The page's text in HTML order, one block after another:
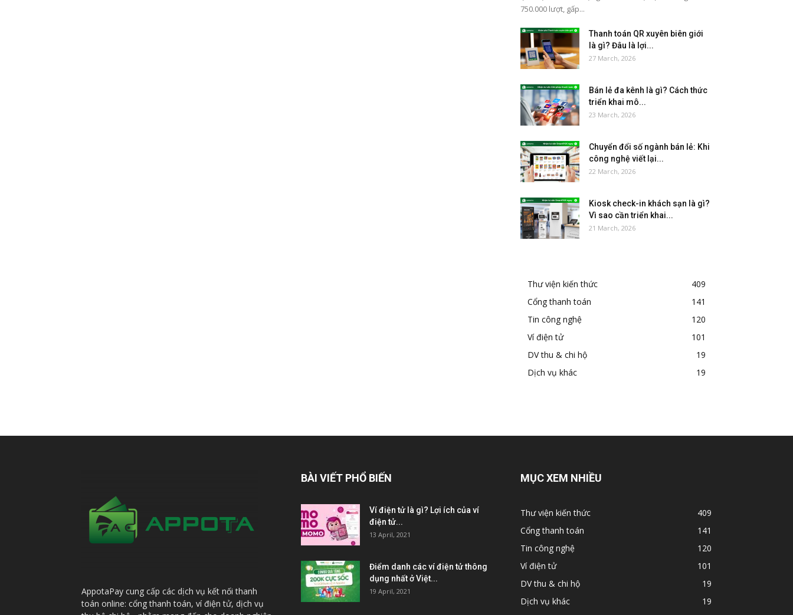
750.000 lượt, gấp...
Thanh toán QR xuyên biên giới
là gì? Đâu là lợi...
27 March, 2026
Bán lẻ đa kênh là gì? Cách thức
triển khai mô...
23 March, 2026
Chuyển đổi số ngành bán lẻ: Khi
công nghệ viết lại...
22 March, 2026
Kiosk check-in khách sạn là gì?
Vì sao cần triển khai...
21 March, 2026
Thư viện kiến thức
409
Cổng thanh toán
141
Tin công nghệ
120
Ví điện tử
101
DV thu & chi hộ
19
Dịch vụ khác
19
AppotaPay cung cấp các dịch vụ kết nối thanh
toán online: cổng thanh toán, ví điện tử, dịch vụ
BÀI VIẾT PHỔ BIẾN
Ví điện tử là gì? Lợi ích của ví
điện tử...
13 April, 2021
Điểm danh các ví điện tử thông
dụng nhất ở Việt...
19 April, 2021
MỤC XEM NHIỀU
Thư viện kiến thức
409
Cổng thanh toán
141
Tin công nghệ
120
Ví điện tử
101
DV thu & chi hộ
19
Dịch vụ khác
19